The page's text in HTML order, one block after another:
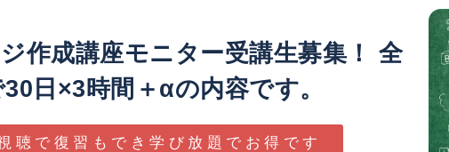
作成講座モニター受講生募集！ 全
日×3時間＋αの内容です。
聴で復習もでき学び放題でお得です